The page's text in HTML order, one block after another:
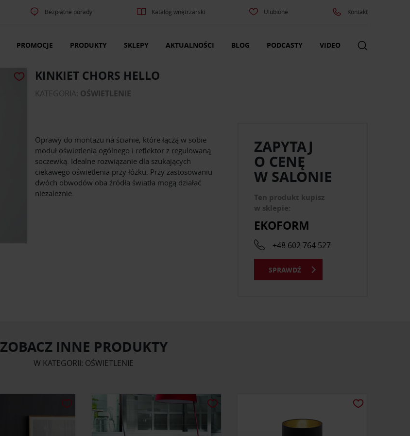
Bezpłatne porady Katalog wnętrzarski Ulubione Kontakt
PROMOCJE PRODUKTY SKLEPY AKTUALNOŚCI BLOG PODCASTY VIDEO
KINKIET CHORS HELLO
KATEGORIA: OŚWIETLENIE
Oprawy do montażu na ścianie, które łączą w sobie
moduł oświetlenia ogólnego i reflektor z regulowaną
soczewką. Idealne rozwiązanie dla szukających
ciekawego oświetlenia przy łóżku. Przy zastosowaniu
dwóch obwodów oba źródła światła mogą działać
niezależnie.
ZAPYTAJ
O CENĘ
W SALONIE
Ten produkt kupisz
w sklepie:
EKOFORM
+48 602 764 527
SPRAWDŹ
ZOBACZ INNE PRODUKTY
W KATEGORII: OŚWIETLENIE